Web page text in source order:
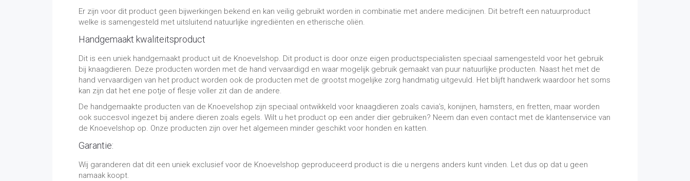
Er zijn voor dit product geen bijwerkingen bekend en kan veilig gebruikt worden in combinatie met andere medicijnen. Dit betreft een natuurproduct
welke is samengesteld met uitsluitend natuurlijke ingrediënten en etherische oliën.
Handgemaakt kwaliteitsproduct
Dit is een uniek handgemaakt product uit de Knoevelshop. Dit product is door onze eigen productspecialisten speciaal samengesteld voor het gebruik
bij knaagdieren. Deze producten worden met de hand vervaardigd en waar mogelijk gebruik gemaakt van puur natuurlijke producten. Naast het met de
hand vervaardigen van het product worden ook de producten met de grootst mogelijke zorg handmatig uitgevuld. Het blijft handwerk waardoor het soms
kan zijn dat het ene potje of flesje voller zit dan de andere.
De handgemaakte producten van de Knoevelshop zijn speciaal ontwikkeld voor knaagdieren zoals cavia’s, konijnen, hamsters, en fretten, maar worden
ook succesvol ingezet bij andere dieren zoals egels. Wilt u het product op een ander dier gebruiken? Neem dan even contact met de klantenservice van
de Knoevelshop op. Onze producten zijn over het algemeen minder geschikt voor honden en katten.
Garantie:
Wij garanderen dat dit een uniek exclusief voor de Knoevelshop geproduceerd product is die u nergens anders kunt vinden. Let dus op dat u geen
namaak koopt.